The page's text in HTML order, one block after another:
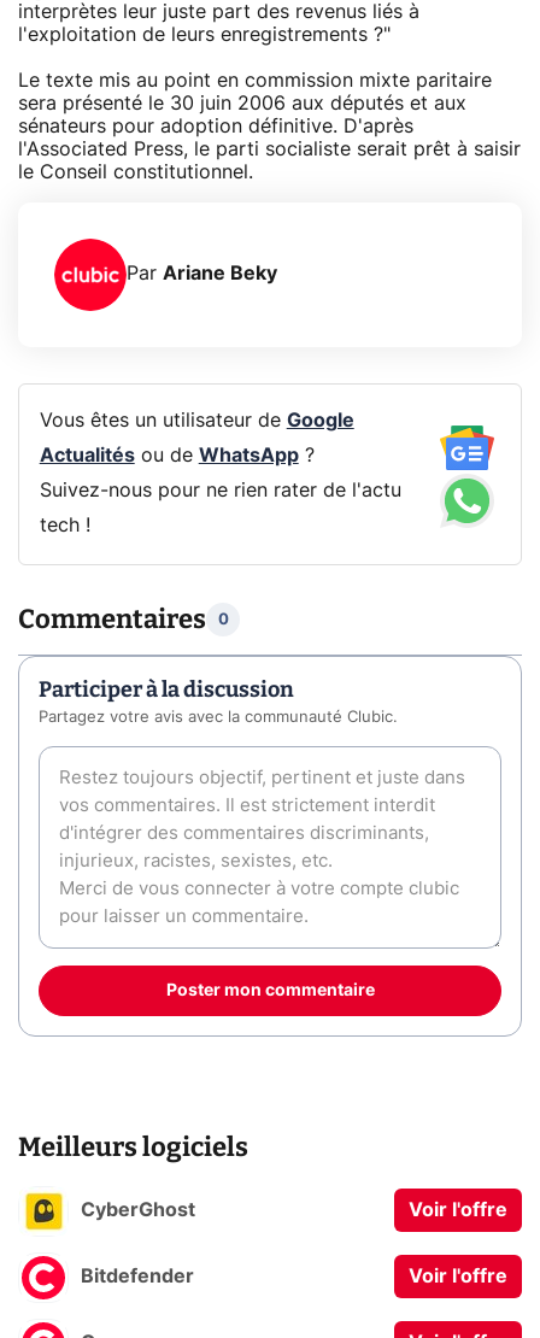
interprètes leur juste part des revenus liés à
l'exploitation de leurs enregistrements ?"
Le texte mis au point en commission mixte paritaire
sera présenté le 30 juin 2006 aux députés et aux
sénateurs pour adoption définitive. D'après
l'Associated Press, le parti socialiste serait prêt à saisir
le Conseil constitutionnel.
Par Ariane Beky
Vous êtes un utilisateur de Google
Actualitésou de WhatsApp?
Suivez-nous pour ne rien rater de l'actu
tech !
Commentaires 0
Participer à la discussion
Partagez votre avis avec la communauté Clubic.
Poster mon commentaire
Meilleurs logiciels
CyberGhost Voir l'offre
Bitdefender Voir l'offre